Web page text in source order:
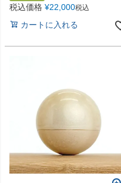
税込価格 ¥22,000税込
カートに入れる